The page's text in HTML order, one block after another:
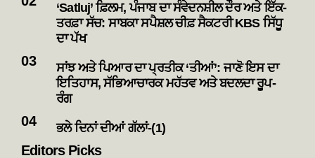
‘Satluj’ ਫ਼ਿਲਮ, ਪੰਜਾਬ ਦਾ ਸੰਵੇਦਨਸ਼ੀਲ ਦੌਰ ਅਤੇ ਇੱਕ-
ਤਰਫ਼ਾ ਸੱਚ: ਸਾਬਕਾ ਸਪੈਸ਼ਲ ਚੀਫ਼ ਸੈਕਟਰੀ KBS ਸਿੱਧੂ
ਦਾ ਪੱਖ
ਸਾਂਝ ਅਤੇ ਪਿਆਰ ਦਾ ਪ੍ਰਤੀਕ ‘ਤੀਆਂ’: ਜਾਣੋ ਇਸ ਦਾ
ਇਤਿਹਾਸ, ਸੱਭਿਆਚਾਰਕ ਮਹੱਤਵ ਅਤੇ ਬਦਲਦਾ ਰੂਪ-
ਰੰਗ
ਭਲੇ ਦਿਨਾਂ ਦੀਆਂ ਗੱਲਾਂ-(1)
Editors Picks